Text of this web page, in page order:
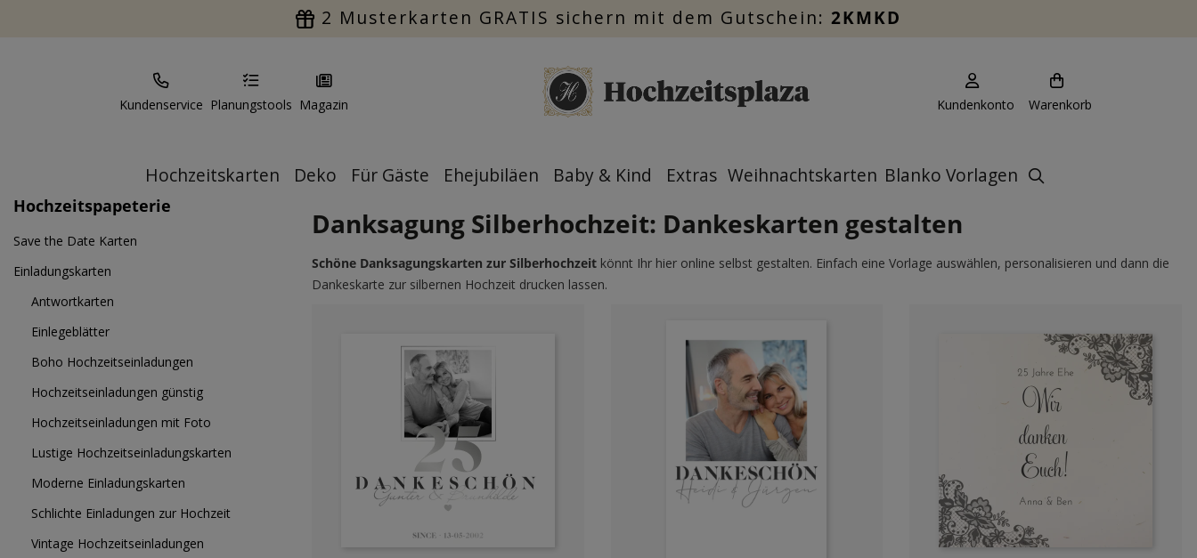
2 Musterkarten GRATIS sichern mit dem Gutschein: 2KMKD
Kundenservice Planungstools Magazin Kundenkonto Warenkorb
Hochzeitskarten Deko Für Gäste Ehejubiläen Baby & Kind Extras Weihnachtskarten Blanko Vorlagen
Hochzeitspapeterie
Save the Date Karten
Einladungskarten
Antwortkarten
Einlegeblätter
Boho Hochzeitseinladungen
Hochzeitseinladungen günstig
Hochzeitseinladungen mit Foto
Lustige Hochzeitseinladungskarten
Moderne Einladungskarten
Schlichte Einladungen zur Hochzeit
Vintage Hochzeitseinladungen
Danksagung Silberhochzeit: Dankeskarten gestalten
Schöne Danksagungskarten zur Silberhochzeit könnt Ihr hier online selbst gestalten. Einfach eine Vorlage auswählen, personalisieren und dann die
Dankeskarte zur silbernen Hochzeit drucken lassen.